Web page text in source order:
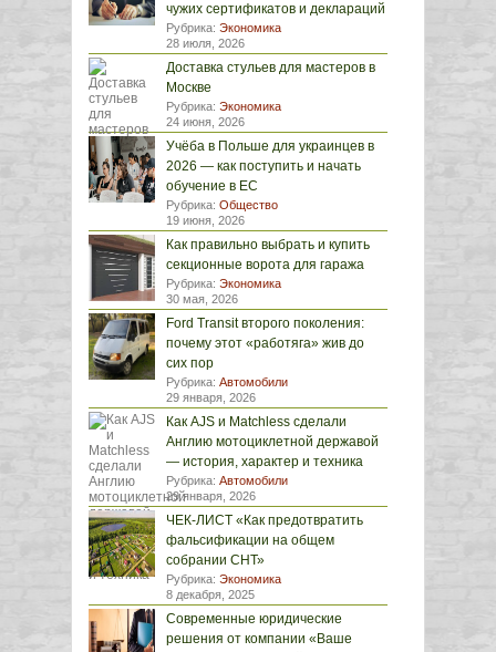
чужих сертификатов и деклараций
Рубрика: Экономика
28 июля, 2026
Доставка стульев для мастеров в
Москве
Рубрика: Экономика
24 июня, 2026
Учёба в Польше для украинцев в
2026 — как поступить и начать
обучение в ЕС
Рубрика: Общество
19 июня, 2026
Как правильно выбрать и купить
секционные ворота для гаража
Рубрика: Экономика
30 мая, 2026
Ford Transit второго поколения:
почему этот «работяга» жив до
сих пор
Рубрика: Автомобили
29 января, 2026
Как AJS и Matchless сделали
Англию мотоциклетной державой
— история, характер и техника
Рубрика: Автомобили
29 января, 2026
ЧЕК-ЛИСТ «Как предотвратить
фальсификации на общем
собрании СНТ»
Рубрика: Экономика
8 декабря, 2025
Современные юридические
решения от компании «Ваше